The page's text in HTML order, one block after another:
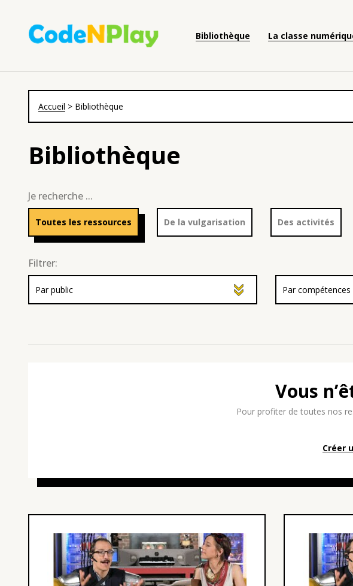
Bibliothèque La classe
Accueil > Bibliothèque
Bibliothèque
Je recherche ...
Toutes les ressources De la vulgarisation Des activités
Filtrer:
Vous
Pour profiter de toutes nos
Créer